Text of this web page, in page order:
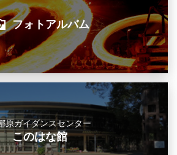
フォトアルバム
原ガイダンスセンター
このはな館